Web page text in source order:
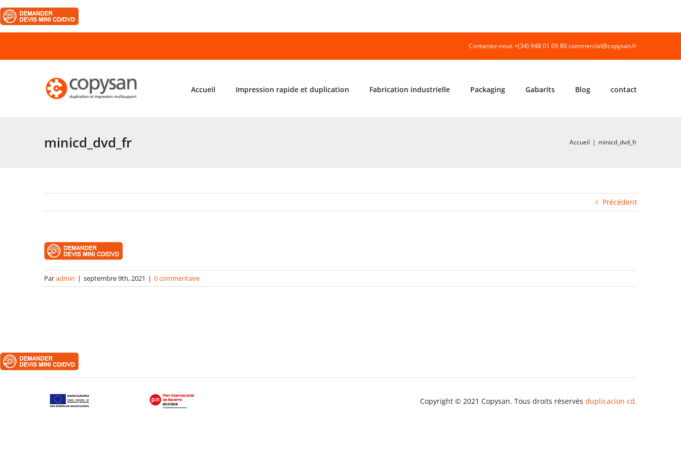
Passer
au
contenu
Contactez-nous +(34) 948 01 09 80commercial@copysan.fr
Accueil Impression rapide et duplication Fabrication industrielle Packaging Gabarits Blog contact
minicd_dvd_fr Accueil | minicd_dvd_fr
Précédent
Paradmin | septembre 9th, 2021 | 0 commentaire
Copyright © 2021 Copysan. Tous droits réservésduplicacion cd.